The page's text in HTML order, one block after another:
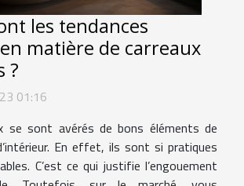
les tendances
matière de carreaux
?
01:16
se sont avérés de bons éléments de
En effet, ils sont si pratiques
C’est ce qui justifie l’engouement